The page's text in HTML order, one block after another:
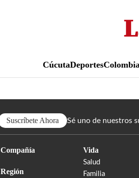
CúcutaDeportes
Suscríbete Ahora Sé uno de nuestros
Compañía
Región
Vida
Salud
Familia